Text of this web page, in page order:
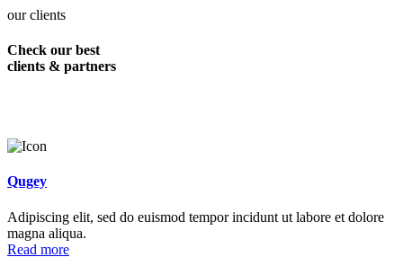
our clients
Check our best
clients & partners
Qugey
Adipiscing elit, sed do euismod tempor incidunt ut labore et dolore
magna aliqua.
Read more